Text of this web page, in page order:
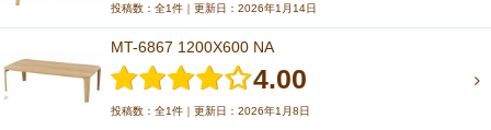
投稿数：全1件｜更新日：2026年1月14日
MT-6867 1200X600 NA
4.00
投稿数：全1件｜更新日：2026年1月8日